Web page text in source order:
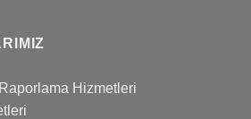
Hizmetleri